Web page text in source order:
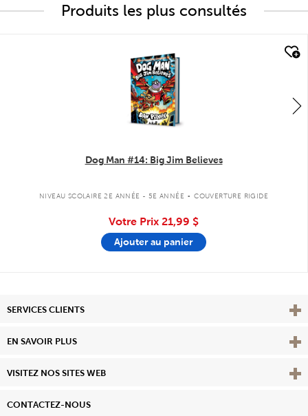
Produits les plus consultés
Dog Man #14: Big Jim Believes
NIVEAU SCOLAIRE 2E ANNÉE - 5E ANNÉE . COUVERTURE RIGIDE
Votre Prix 21,99 $
Ajouter au panier
SERVICES CLIENTS
EN SAVOIR PLUS View
VISITEZ NOS SITES WEB
CONTACTEZ-NOUS